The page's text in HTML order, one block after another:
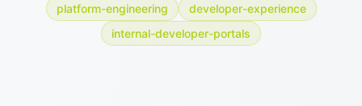
platform-engineering
developer-experience
internal-developer-portals